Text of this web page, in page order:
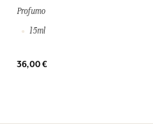
Profumo
15ml
36,00 €